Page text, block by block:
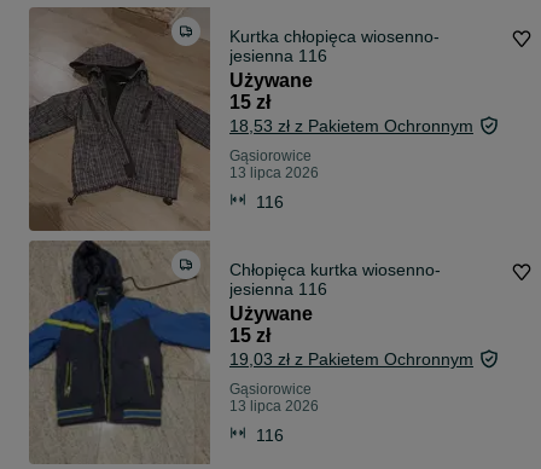
Kurtka chłopięca wiosenno-
jesienna 116
Używane
15 zł
18,53 zł z Pakietem Ochronnym
Gąsiorowice
13 lipca 2026
116
Chłopięca kurtka wiosenno-
jesienna 116
Używane
15 zł
19,03 zł z Pakietem Ochronnym
Gąsiorowice
13 lipca 2026
116